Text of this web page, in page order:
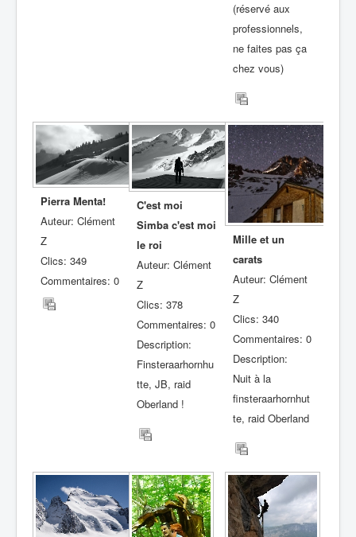
(réservé aux
professionnels,
ne faites pas ça
chez vous)
Pierra Menta!
Auteur: Clément
Z
Clics: 349
Commentaires: 0
C'est moi
Simba c'est moi
le roi
Auteur: Clément
Z
Clics: 378
Commentaires: 0
Description:
Finsteraarhornhu
tte, JB, raid
Oberland !
Mille et un
carats
Auteur: Clément
Z
Clics: 340
Commentaires: 0
Description:
Nuit à la
finsteraarhornhut
te, raid Oberland